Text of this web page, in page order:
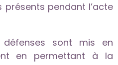
pendant l’acte
défenses sont mis en
en permettant à la